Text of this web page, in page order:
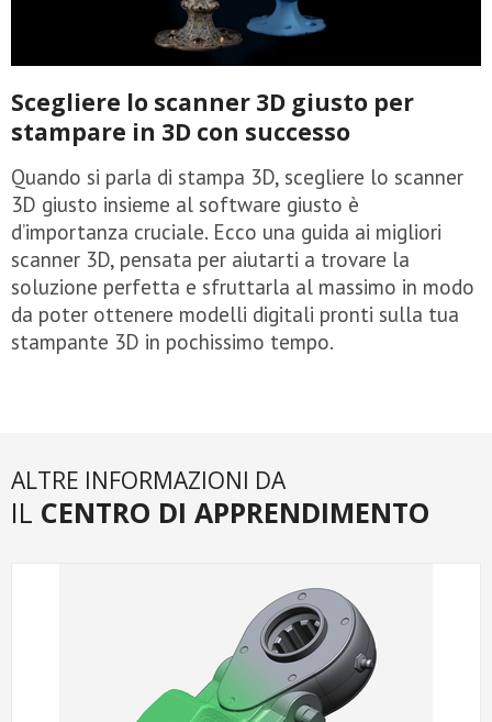
Scegliere lo scanner 3D giusto per
stampare in 3D con successo
Quando si parla di stampa 3D, scegliere lo scanner
3D giusto insieme al software giusto è
d’importanza cruciale. Ecco una guida ai migliori
scanner 3D, pensata per aiutarti a trovare la
soluzione perfetta e sfruttarla al massimo in modo
da poter ottenere modelli digitali pronti sulla tua
stampante 3D in pochissimo tempo.
ALTRE INFORMAZIONI DA
IL CENTRO DI APPRENDIMENTO